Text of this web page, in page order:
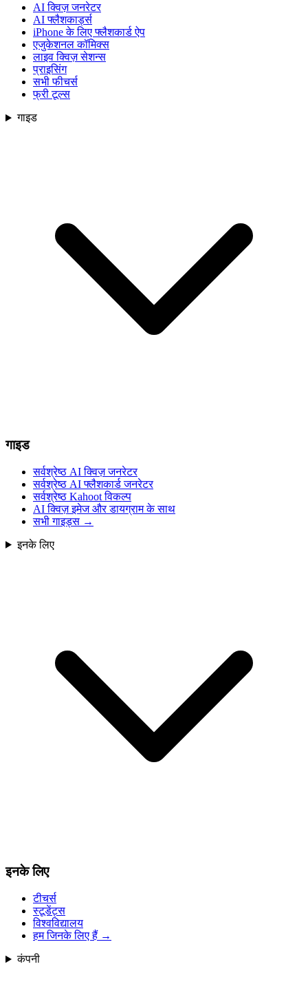
AI क्विज़ जनरेटर
AI फ्लैशकार्ड्स
iPhone के लिए फ्लैशकार्ड ऐप
एजुकेशनल कॉमिक्स
लाइव क्विज़ सेशन्स
प्राइसिंग
सभी फीचर्स
फ्री टूल्स
गाइड
गाइड
सर्वश्रेष्ठ AI क्विज़ जनरेटर
सर्वश्रेष्ठ AI फ्लैशकार्ड जनरेटर
सर्वश्रेष्ठ Kahoot विकल्प
AI क्विज़ इमेज और डायग्राम के साथ
सभी गाइड्स →
इनके लिए
इनके लिए
टीचर्स
स्टूडेंट्स
विश्वविद्यालय
हम जिनके लिए हैं →
कंपनी